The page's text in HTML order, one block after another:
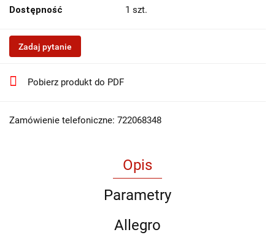
Dostępność 1 szt.
Zadaj pytanie
Pobierz produkt do PDF
Zamówienie telefoniczne: 722068348
Opis
Parametry
Allegro